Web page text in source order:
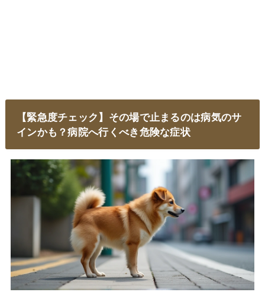
【緊急度チェック】その場で止まるのは病気のサ
インかも？病院へ行くべき危険な症状